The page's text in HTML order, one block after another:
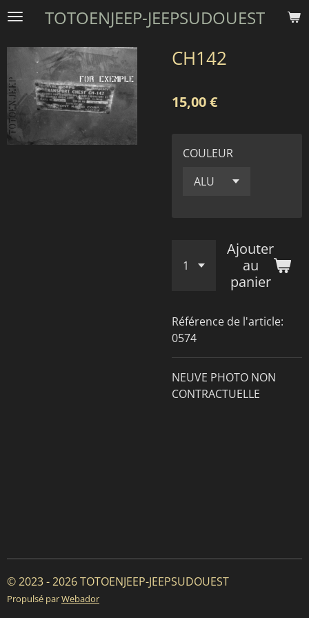
Passer
contenu
principal
TOTOENJEEP-JEEPSUDOUEST
CH142
15,00 €
COULEUR
Ajouter
au
panier
Référence de l'article:
0574
NEUVE PHOTO NON
CONTRACTUELLE
© 2023 - 2026 TOTOENJEEP-JEEPSUDOUEST
Propulsé parWebador